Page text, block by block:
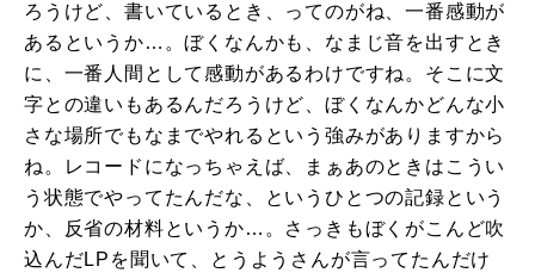
ろうけど、書いているとき、ってのがね、一番感動が
あるというか…。ぼくなんかも、なまじ音を出すとき
に、一番人間として感動があるわけですね。そこに文
字との違いもあるんだろうけど、ぼくなんかどんな小
さな場所でもなまでやれるという強みがありますから
ね。レコードになっちゃえば、まぁあのときはこうい
う状態でやってたんだな、というひとつの記録という
か、反省の材料というか…。さっきもぼくがこんど吹
込んだLPを聞いて、とうようさんが言ってたんだけ